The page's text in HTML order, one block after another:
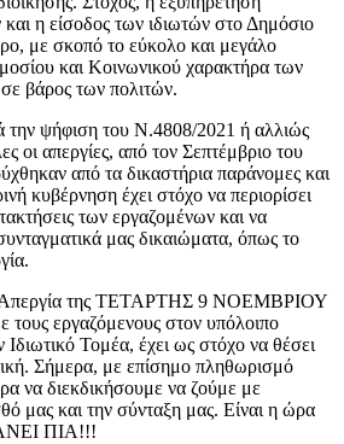
η είσοδος των ιδιωτών στο Δημόσιο
με σκοπό το εύκολο και μεγάλο
και Κοινωνικού χαρακτήρα των
βάρος των πολιτών.
την ψήφιση του Ν.4808/2021 ή αλλιώς
οι απεργίες, από τον Σεπτέμβριο του
από τα δικαστήρια παράνομες και
κυβέρνηση έχει στόχο να περιορίσει
των εργαζομένων και να
μας δικαιώματα, όπως το
Απεργία της ΤΕΤΑΡΤΗΣ 9 ΝΟΕΜΒΡΙΟΥ
τους εργαζόμενους στον υπόλοιπο
Τομέα, έχει ως στόχο να θέσει
Σήμερα, με επίσημο πληθωρισμό
να διεκδικήσουμε να ζούμε με
μας και την σύνταξη μας. Είναι η ώρα
ΠΙΑ!!!